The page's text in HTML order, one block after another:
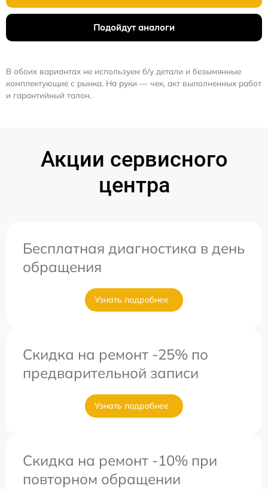
Подойдут аналоги
В обоих вариантах не используем б/у детали и безымянные
комплектующие с рынка. На руки — чек, акт выполненных работ
и гарантийный талон.
Акции сервисного
центра
Бесплатная диагностика в день
обращения
Узнать подробнее
Скидка на ремонт -25% по
предварительной записи
Узнать подробнее
Скидка на ремонт -10% при
повторном обращении